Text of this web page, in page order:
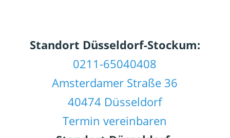
Standort Düsseldorf-Stockum:
0211-65040408
Amsterdamer Straße 36
40474 Düsseldorf
Termin vereinbaren